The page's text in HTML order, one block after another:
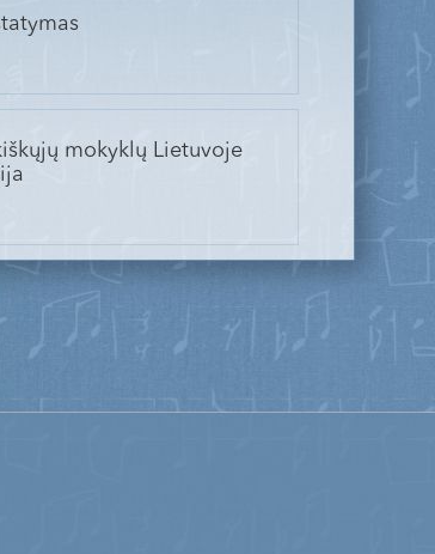
mokyklų Lietuvoje